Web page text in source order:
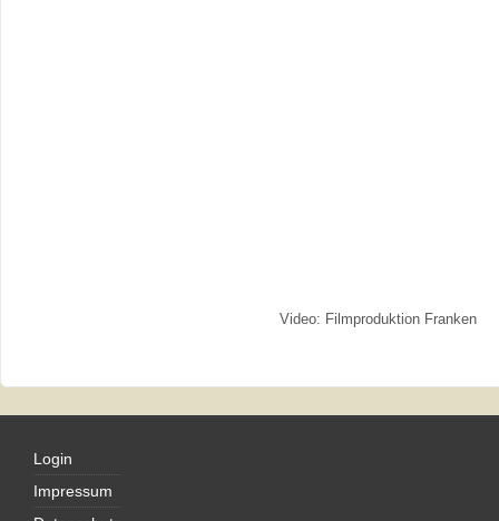
Video: Filmproduktion Franken
Login
Impressum